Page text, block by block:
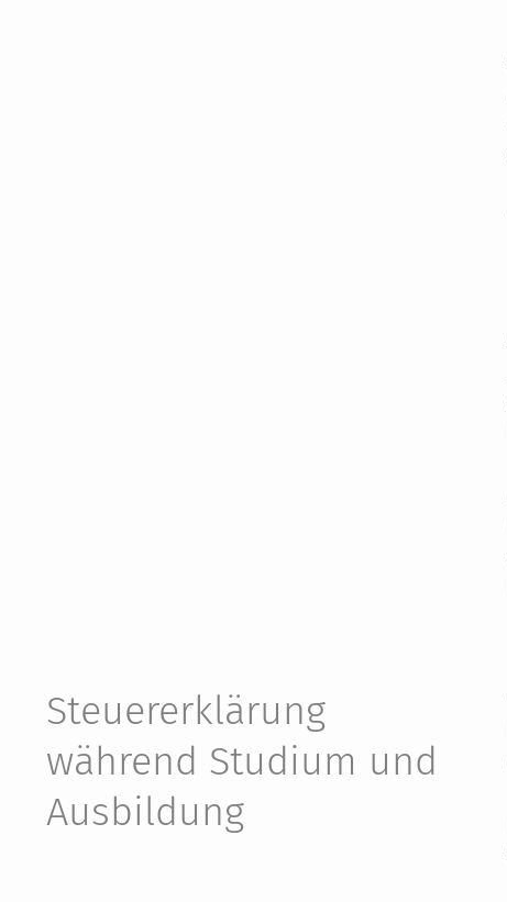
Steuer­erklärung
während Studium und
Aus­bildung